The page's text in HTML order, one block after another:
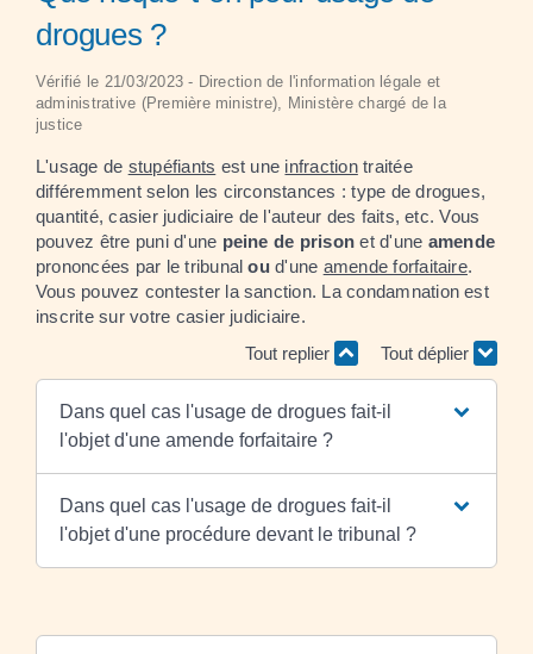
drogues ?
Vérifié le 21/03/2023 - Direction de l'information légale et
administrative (Première ministre), Ministère chargé de la
justice
L'usage de stupéfiants est une infractiontraitée
différemment selon les circonstances : type de drogues,
quantité, casier judiciaire de l'auteur des faits, etc. Vous
pouvez être puni d'une peine de prisonet d'une amende
prononcées par le tribunalou d'une amende forfaitaire.
Vous pouvez contester la sanction. La condamnation est
inscrite sur votre casier judiciaire.
Tout replier
Tout déplier
Dans quel cas l'usage de drogues fait-il
l'objet d'une amende forfaitaire ?
Dans quel cas l'usage de drogues fait-il
l'objet d'une procédure devant le tribunal ?